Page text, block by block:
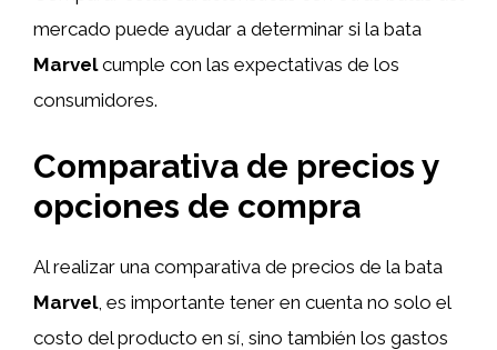
mercado puede ayudar a determinar si la bata
Marvelcumple con las expectativas de los
consumidores.
Comparativa de precios y
opciones de compra
Al realizar una comparativa de precios de la bata
Marvel, es importante tener en cuenta no solo el
costo del producto en sí, sino también los gastos